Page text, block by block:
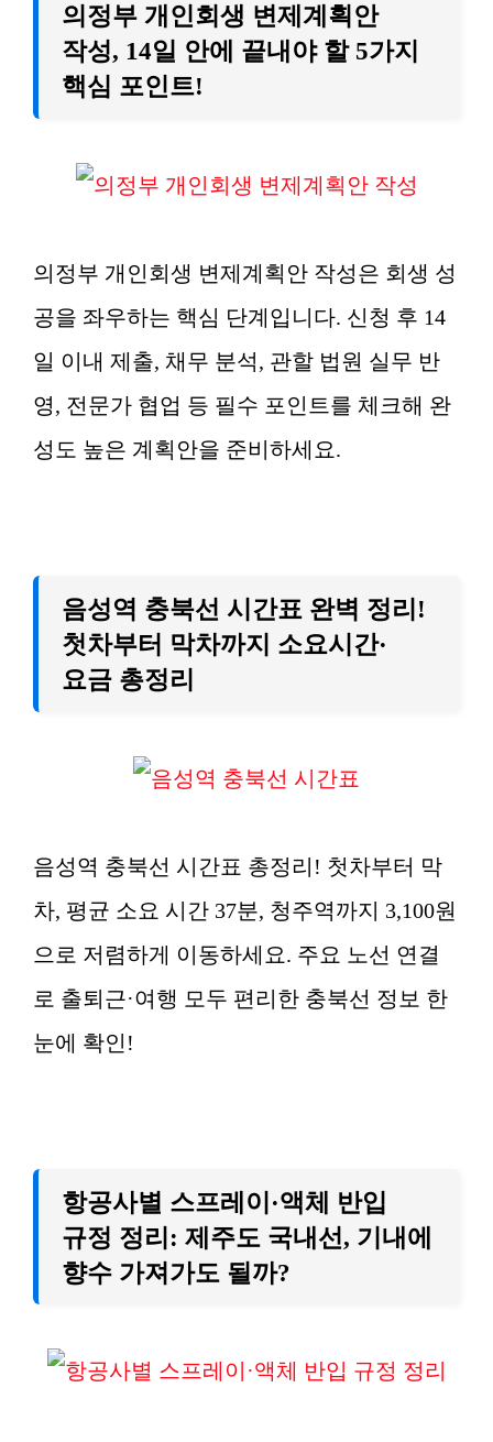
의정부 개인회생 변제계획안
작성, 14일 안에 끝내야 할 5가지
핵심 포인트!
의정부 개인회생 변제계획안 작성은 회생 성
공을 좌우하는 핵심 단계입니다. 신청 후 14
일 이내 제출, 채무 분석, 관할 법원 실무 반
영, 전문가 협업 등 필수 포인트를 체크해 완
성도 높은 계획안을 준비하세요.
음성역 충북선 시간표 완벽 정리!
첫차부터 막차까지 소요시간·
요금 총정리
음성역 충북선 시간표 총정리! 첫차부터 막
차, 평균 소요 시간 37분, 청주역까지 3,100원
으로 저렴하게 이동하세요. 주요 노선 연결
로 출퇴근·여행 모두 편리한 충북선 정보 한
눈에 확인!
항공사별 스프레이·액체 반입
규정 정리: 제주도 국내선, 기내에
향수 가져가도 될까?